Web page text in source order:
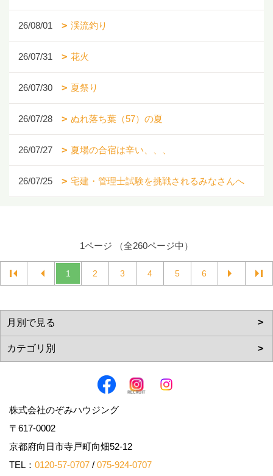
26/08/01 渓流釣り
26/07/31 花火
26/07/30 夏祭り
26/07/28 ぬれ落ち葉（57）の夏
26/07/27 夏場の合宿は辛い、、、
26/07/25 宅建・管理士試験を挑戦されるみなさんへ
1ページ （全260ページ中）
1 2 3 4 5 6
株式会社のぞみハウジング
〒617-0002
京都府向日市寺戸町向畑52-12
TEL： 0120-57-0707 / 075-924-0707